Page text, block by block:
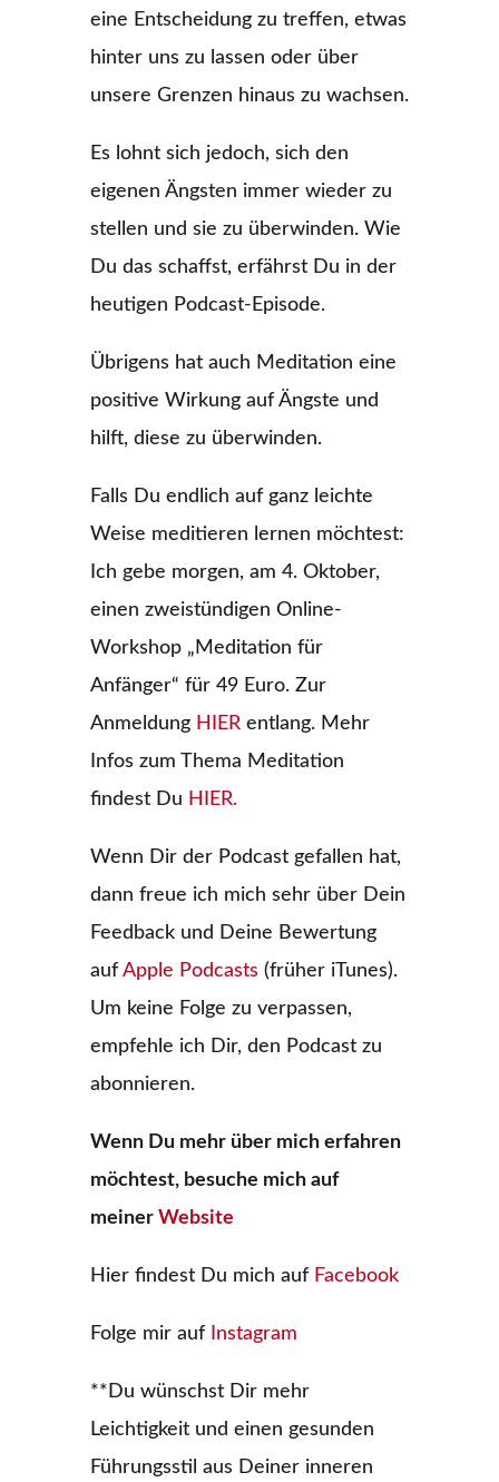
eine Entscheidung zu treffen, etwas
hinter uns zu lassen oder über
unsere Grenzen hinaus zu wachsen.
Es lohnt sich jedoch, sich den
eigenen Ängsten immer wieder zu
stellen und sie zu überwinden. Wie
Du das schaffst, erfährst Du in der
heutigen Podcast-Episode.
Übrigens hat auch Meditation eine
positive Wirkung auf Ängste und
hilft, diese zu überwinden.
Falls Du endlich auf ganz leichte
Weise meditieren lernen möchtest:
Ich gebe morgen, am 4. Oktober,
einen zweistündigen Online-
Workshop „Meditation für
Anfänger“ für 49 Euro. Zur
Anmeldung HIERentlang. Mehr
Infos zum Thema Meditation
findest Du HIER.
Wenn Dir der Podcast gefallen hat,
dann freue ich mich sehr über Dein
Feedback und Deine Bewertung
auf Apple Podcasts (früher iTunes).
Um keine Folge zu verpassen,
empfehle ich Dir, den Podcast zu
abonnieren.
Wenn Du mehr über mich erfahren
möchtest, besuche mich auf
meiner Website
Hier findest Du mich auf Facebook
Folge mir auf Instagram
**Du wünschst Dir mehr
Leichtigkeit und einen gesunden
Führungsstil aus Deiner inneren